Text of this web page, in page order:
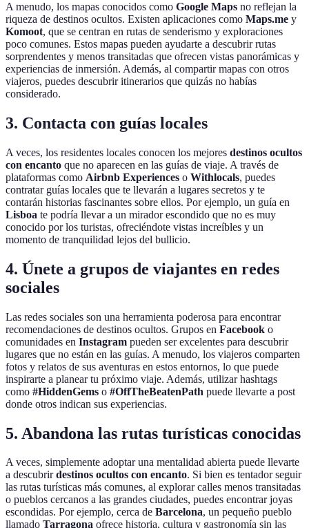
A menudo, los mapas conocidos como Google Maps no reflejan la
riqueza de destinos ocultos. Existen aplicaciones como Maps.me y
Komoot, que se centran en rutas de senderismo y exploraciones
poco comunes. Estos mapas pueden ayudarte a descubrir rutas
sorprendentes y menos transitadas que ofrecen vistas panorámicas y
experiencias de inmersión. Además, al compartir mapas con otros
viajeros, puedes descubrir itinerarios que quizás no habías
considerado.
3. Contacta con guías locales
A veces, los residentes locales conocen los mejores destinos ocultos
con encanto que no aparecen en las guías de viaje. A través de
plataformas como Airbnb Experiences o Withlocals, puedes
contratar guías locales que te llevarán a lugares secretos y te
contarán historias fascinantes sobre ellos. Por ejemplo, un guía en
Lisboa te podría llevar a un mirador escondido que no es muy
conocido por los turistas, ofreciéndote vistas increíbles y un
momento de tranquilidad lejos del bullicio.
4. Únete a grupos de viajantes en redes
sociales
Las redes sociales son una herramienta poderosa para encontrar
recomendaciones de destinos ocultos. Grupos en Facebook o
comunidades en Instagram pueden ser excelentes para descubrir
lugares que no están en las guías. A menudo, los viajeros comparten
fotos y relatos de sus aventuras en estos entornos, lo que puede
inspirarte a planear tu próximo viaje. Además, utilizar hashtags
como #HiddenGems o #OffTheBeatenPath puede llevarte a post
donde otros indican sus experiencias.
5. Abandona las rutas turísticas conocidas
A veces, simplemente adoptar una mentalidad abierta puede llevarte
a descubrirdestinos ocultos con encanto. Si bien es tentador seguir
las rutas turísticas más comunes, al explorar calles menos transitadas
o pueblos cercanos a las grandes ciudades, puedes encontrar joyas
escondidas. Por ejemplo, cerca de Barcelona, un pequeño pueblo
llamado Tarragona ofrece historia, cultura y gastronomía sin las